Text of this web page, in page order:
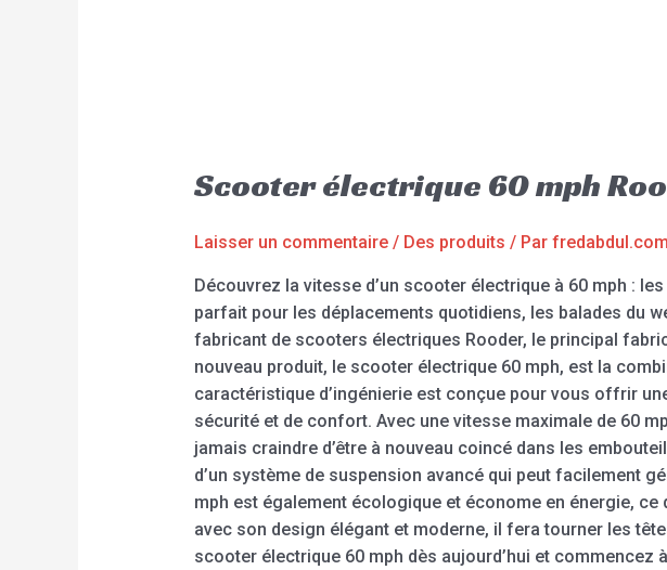
Scooter électrique 60 mph
Laisser un commentaire / Des produits / Par fredabdul.com
Découvrez la vitesse d’un scooter électrique à 60 mph :
parfait pour les déplacements quotidiens, les balades du
fabricant de scooters électriques Rooder, le principal
nouveau produit, le scooter électrique 60 mph, est la
caractéristique d’ingénierie est conçue pour vous offrir
sécurité et de confort. Avec une vitesse maximale de 60
jamais craindre d’être à nouveau coincé dans les
d’un système de suspension avancé qui peut facilement
mph est également écologique et économe en énergie,
avec son design élégant et moderne, il fera tourner les
scooter électrique 60 mph dès aujourd’hui et commencez